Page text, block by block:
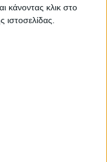
κάνοντας κλικ στο